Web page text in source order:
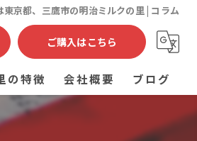
東京都、三鷹市の明治ミルクの里 | コラム
ご購入はこちら
の特徴 会社概要 ブログ
コラム